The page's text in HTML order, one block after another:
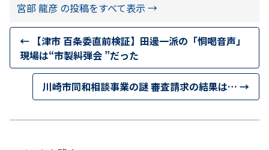
宮部 龍彦 の投稿をすべて表示 →
← 【津市 百条委直前検証】田邊一派の「恫喝音声」
現場は“市製糾弾会 ”だった
川崎市同和相談事業の謎 審査請求の結果は… →